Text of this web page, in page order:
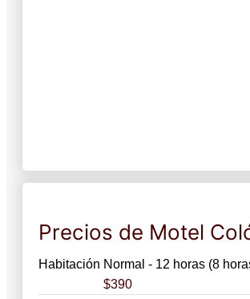
Precios de Motel
Habitación Normal - 12 horas (8
$390